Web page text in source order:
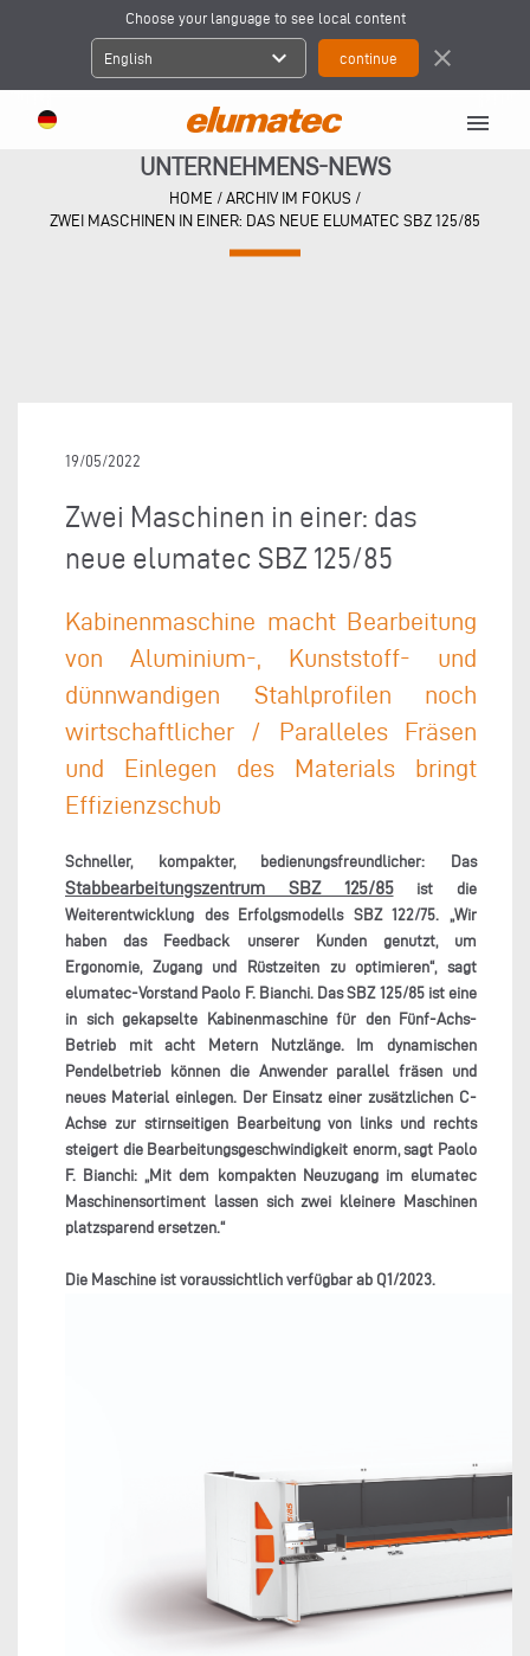
Choose your language to see local content
English expand_more close
menu
UNTERNEHMENS-NEWS
HOME / ARCHIV IM FOKUS /
ZWEI MASCHINEN IN EINER: DAS NEUE ELUMATEC SBZ 125/85
19/05/2022
Zwei Maschinen in einer: das
neue elumatec SBZ 125/85
Kabinenmaschine macht Bearbeitung
von Aluminium-, Kunststoff- und
dünnwandigen Stahlprofilen noch
wirtschaftlicher / Paralleles Fräsen
und Einlegen des Materials bringt
Effizienzschub
Schneller, kompakter, bedienungsfreundlicher: Das
Stabbearbeitungszentrum SBZ 125/85ist die
Weiterentwicklung des Erfolgsmodells SBZ 122/75. „Wir
haben das Feedback unserer Kunden genutzt, um
Ergonomie, Zugang und Rüstzeiten zu optimieren“, sagt
elumatec-Vorstand Paolo F. Bianchi. Das SBZ 125/85 ist eine
in sich gekapselte Kabinenmaschine für den Fünf-Achs-
Betrieb mit acht Metern Nutzlänge. Im dynamischen
Pendelbetrieb können die Anwender parallel fräsen und
neues Material einlegen. Der Einsatz einer zusätzlichen C-
Achse zur stirnseitigen Bearbeitung von links und rechts
steigert die Bearbeitungsgeschwindigkeit enorm, sagt Paolo
F. Bianchi: „Mit dem kompakten Neuzugang im elumatec
Maschinensortiment lassen sich zwei kleinere Maschinen
platzsparend ersetzen.“
Die Maschine ist voraussichtlich verfügbar ab Q1/2023.